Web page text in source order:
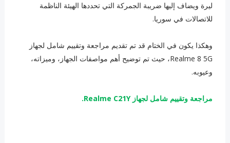
ليرة ويضاف إليها ضريبة الجمركة التي تحددها الهيئة الناظمة
للاتصالات في سوريا.
وهكذا يكون في الختام قد تم تقديم مراجعة وتقييم شامل لجهاز
Realme 8 5G، حيث تم توضيح أهم مواصفات الجهاز، وميزاته،
وعيوبه.
مراجعة وتقييم شامل لجهاز Realme C21Y.